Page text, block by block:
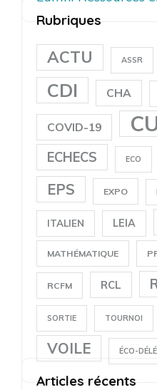
Rubriques
ACTU ASSR
CDI CHA
COVID-19
ECHECS ECO
EPS EXPO
ITALIEN LEIA
MATHÉMATIQUE
RCFM RCL
SORTIE TOURNOI
VOILE ÉCO-
Articles récents